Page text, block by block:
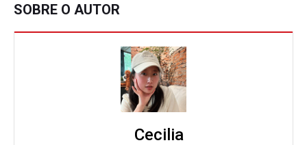
SOBRE O AUTOR
Cecilia